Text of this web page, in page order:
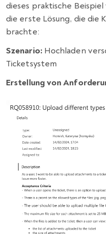
dieses praktische
die erste Lösung, die die
brachte:
Szenario: Hochladen
Ticketsystem
Erstellung von